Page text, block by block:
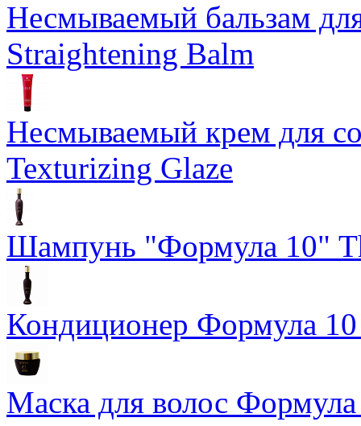
Несмываемый бальзам
Straightening Balm
Несмываемый крем для
Texturizing Glaze
Шампунь "Формула 10"
Кондиционер Формула
Маска для волос